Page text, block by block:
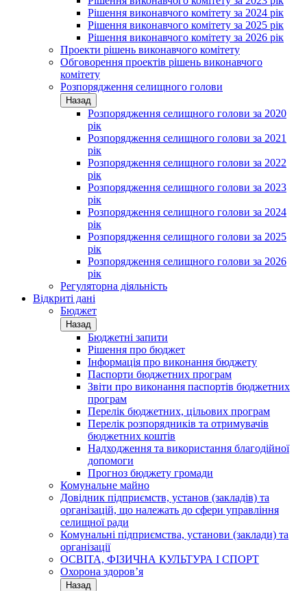
Рішення виконавчого комітету за 2024 рік
Рішення виконавчого комітету за 2025 рік
Рішення виконавчого комітету за 2026 рік
Проекти рішень виконавчого комітету
Обговорення проектів рішень виконавчого
комітету
Розпорядження селищного голови
Назад
Розпорядження селищного голови за 2020
рік
Розпорядження селищного голови за 2021
рік
Розпорядження селищного голови за 2022
рік
Розпорядження селищного голови за 2023
рік
Розпорядження селищного голови за 2024
рік
Розпорядження селищного голови за 2025
рік
Розпорядження селищного голови за 2026
рік
Регуляторна діяльність
Відкриті дані
Бюджет
Назад
Бюджетні запити
Рішення про бюджет
Інформація про виконання бюджету
Паспорти бюджетних програм
Звіти про виконання паспортів бюджетних
програм
Перелік бюджетних, цільових програм
Перелік розпорядників та отримувачів
бюджетних коштів
Надходження та використання благодійної
допомоги
Прогноз бюджету громади
Комунальне майно
Довідник підприємств, установ (закладів) та
організацій, що належать до сфери управління
селищної ради
Комунальні підприємства, установи (заклади) та
організації
ОСВІТА, ФІЗИЧНА КУЛЬТУРА І СПОРТ
Охорона здоров’я
Назад